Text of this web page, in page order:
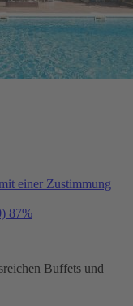
einer Zustimmung
87%
Buffets und